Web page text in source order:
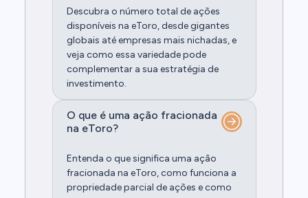
Descubra o número total de ações
disponíveis na eToro, desde gigantes
globais até empresas mais nichadas, e
veja como essa variedade pode
complementar a sua estratégia de
investimento.
O que é uma ação fracionada
na eToro?
Entenda o que significa uma ação
fracionada na eToro, como funciona a
propriedade parcial de ações e como